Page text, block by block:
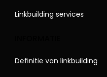
Linkbuilding services
Definitie van linkbuilding